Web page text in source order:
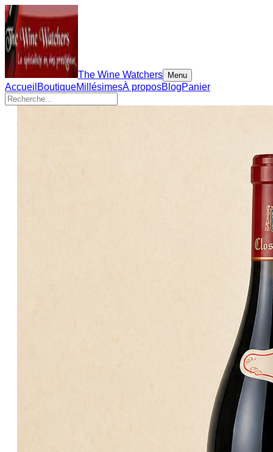
The Wine Watchers Menu
Accueil BoutiqueMillésimesÀ proposBlogPanier